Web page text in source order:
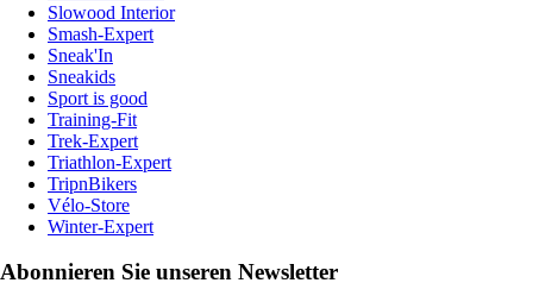
Slowood Interior
Smash-Expert
Sneak'In
Sneakids
Sport is good
Training-Fit
Trek-Expert
Triathlon-Expert
TripnBikers
Vélo-Store
Winter-Expert
Abonnieren Sie unseren Newsletter